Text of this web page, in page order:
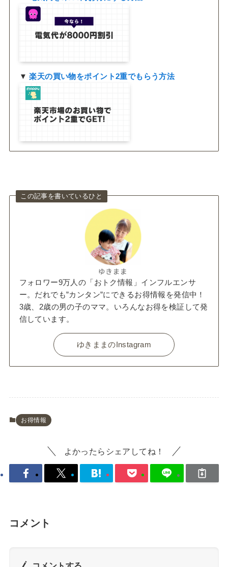
▼楽天の買い物をポイント2重でもらう方法
この記事を書いているひと
フォロワー9万人の「おトク情報」インフルエンサ
ー。だれでも”カンタン”にできるお得情報を発信中！
3歳、2歳の男の子のママ。いろんなお得を検証して発
信しています。
ゆきままのInstagram
お得情報
よかったらシェアしてね！
コメント